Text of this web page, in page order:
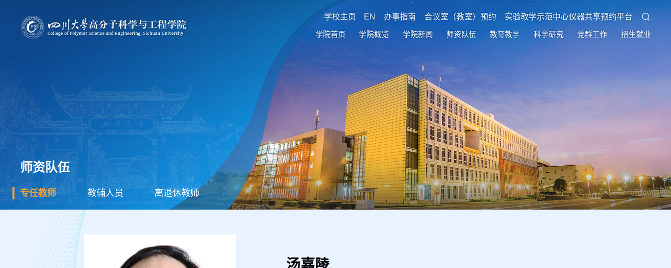
学校主页 EN 办事指南 会议室（教室）预约 实验教学示范中心仪器共享预约平台
学院首页 学院概览 学院新闻 师资队伍 教育教学 科学研究 党群工作 招生就业
师资队伍
专任教师 教辅人员 离退休教师